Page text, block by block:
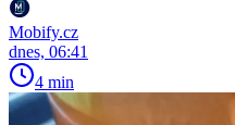
Mobify.cz
dnes, 06:41
4 min